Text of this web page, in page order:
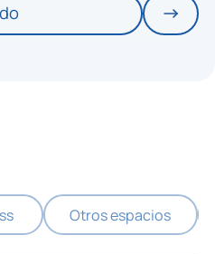
Otros espacios